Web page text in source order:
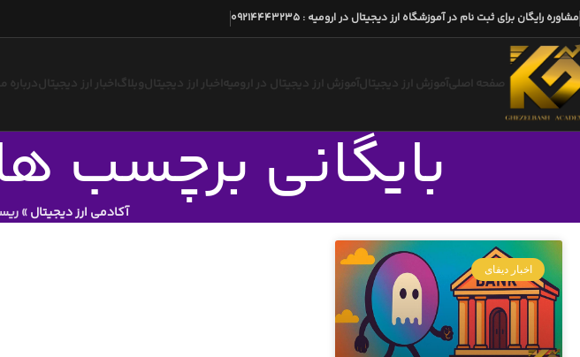
مشاوره رایگان برای ثبت نام در آموزشگاه ارز دیجیتال در ارومیه :
09214443235
صفحه اصلیآموزش ارز دیجیتالآموزش ارز دیجیتال در ارومیه اخبار ارز دیجیتالوبلاگ اخبار ارز دیجیتالدرباره ما
بایگانی برچسب
آکادمی ارز دیجیتال»
اخبار دیفای